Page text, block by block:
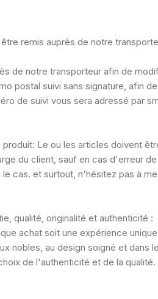
remis auprès de notre
de notre transporteur afin de
suivi sans signature, afin
de suivi vous sera adressé par
Le ou les articles doivent
du client, sauf en cas d'erreur
cas. et surtout, n'hésitez pas à
qualité, originalité et authenticité :
achat soit une expérience
nobles, au design soigné et dans
de l'authenticité et de la qualité.